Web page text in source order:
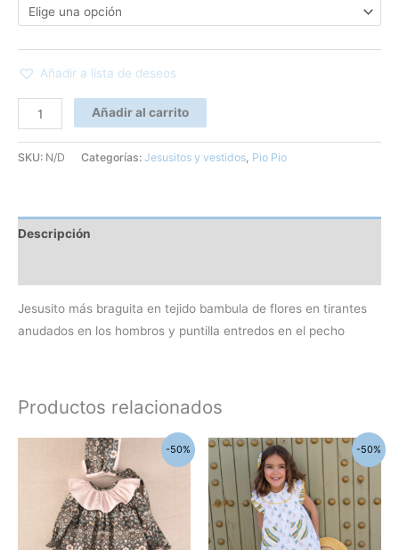
Añadir a lista de deseos
Añadir al carrito
SKU: N/D Categorías: Jesusitos y vestidos Pio Pio
Descripción
Jesusito más braguita en tejido bambula de flores en tirantes
anudados en los hombros y puntilla entredos en el pecho
Productos relacionados
-50%
precio
original
era:
68,90€.
El
precio
actual
es:
34,45€.
Este
producto
múltiples
variantes.
-50%
El
precio
original
era:
76,90€.
El
precio
actual
es:
38,45€.
Este